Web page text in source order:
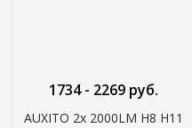
AUXITO 2x 2000LM H8 H11
1734 - 2269 руб.